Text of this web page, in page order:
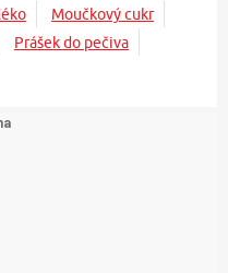
Moučkový cukr
Prášek do pečiva